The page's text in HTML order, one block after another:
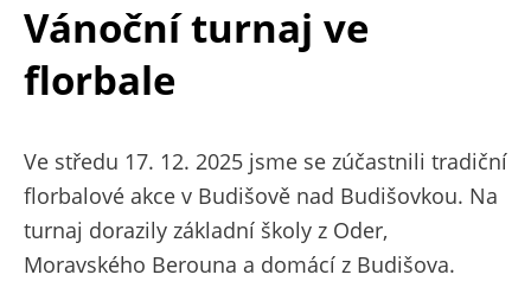
Vánoční turnaj ve
florbale
Ve středu 17. 12. 2025 jsme se zúčastnili tradiční
florbalové akce v Budišově nad Budišovkou. Na
turnaj dorazily základní školy z Oder,
Moravského Berouna a domácí z Budišova.